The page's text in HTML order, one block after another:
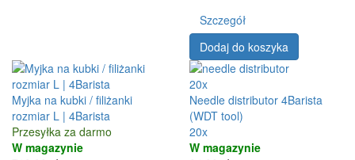
Szczegół
Dodaj do koszyka
Myjka na kubki / filiżanki
rozmiar L | 4Barista
Przesyłka za darmo
W magazynie
20x
Needle distributor 4Barista
(WDT tool)
20x
W magazynie